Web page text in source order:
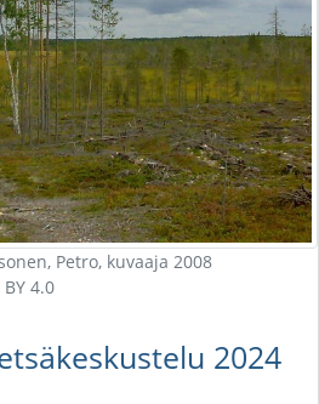
Petro, kuvaaja 2008
4.0
2024